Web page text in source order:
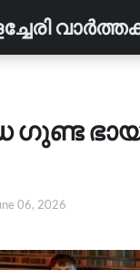
ഗുണ്ട
06, 2026